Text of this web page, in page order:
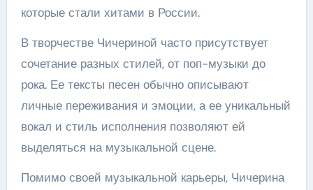
которые стали хитами в России.
В творчестве Чичериной часто присутствует
сочетание разных стилей, от поп-музыки до
рока. Ее тексты песен обычно описывают
личные переживания и эмоции, а ее уникальный
вокал и стиль исполнения позволяют ей
выделяться на музыкальной сцене.
Помимо своей музыкальной карьеры, Чичерина